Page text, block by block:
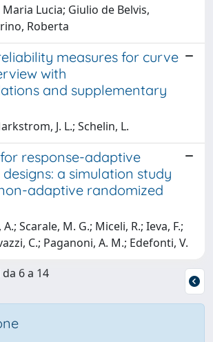
Lucia; Giulio de Belvis,
Roberta
measures for curve
with
and supplementary
J. L.; Schelin, L.
response-adaptive
a simulation study
adaptive randomized
Scarale, M. G.; Miceli, R.; Ieva, F.;
C.; Paganoni, A. M.; Edefonti, V.
6 a 14